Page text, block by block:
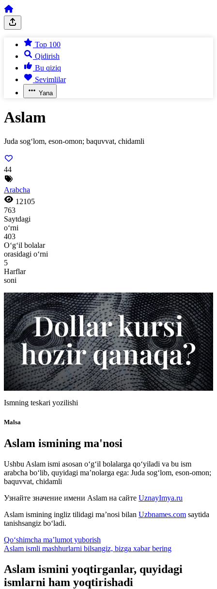
Top 100
Qidirish
Bu qiziq
Sevimlilar
Yana
Aslam
Juda sog‘lom, eson-omon; baquvvat, chidamli
44
Arabcha
12105
763
Saytdagi
o‘rni
403
O‘g‘il bolalar
orasidagi o‘rni
5
Harflar
soni
Ismning teskari yozilishi
Malsa
Aslam ismining ma'nosi
Ushbu Aslam ismi asosan o‘g‘il bolalarga qo‘yiladi va bu ism
arabcha bo‘lib, quyidagi ma’nolarga ega: Juda sog‘lom, eson-omon;
baquvvat, chidamli
Узнайте значение имени Aslam на сайте UznayImya.ru
Aslam ismining ingliz tilidagi ma’nosi bilan Uzbnames.com saytida
tanishsangiz bo‘ladi.
Qo‘shimcha ma’lumot yuborish
Aslam ismli mashhurlarni bilsangiz, bizga xabar bering
Aslam ismini yoqtirganlar, quyidagi
ismlarni ham yoqtirishadi